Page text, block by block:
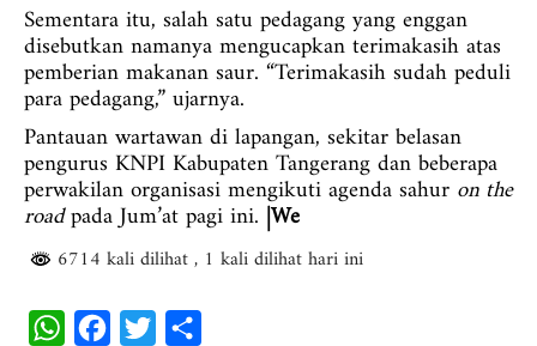
Sementara itu, salah satu pedagang yang enggan
disebutkan namanya mengucapkan terimakasih atas
pemberian makanan saur. “Terimakasih sudah peduli
para pedagang,” ujarnya.
Pantauan wartawan di lapangan, sekitar belasan
pengurus KNPI Kabupaten Tangerang dan beberapa
perwakilan organisasi mengikuti agenda sahur on the
roadpada Jum’at pagi ini. |We
6714 kali dilihat, 1 kali dilihat hari ini
W